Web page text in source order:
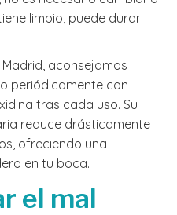
limpio, puede durar
aconsejamos
periódicamente con
tras cada uso. Su
reduce drásticamente
ofreciendo una
en tu boca.
el mal